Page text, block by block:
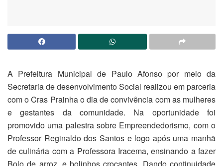
A Prefeitura Municipal de Paulo Afonso por meio da
Secretaria de desenvolvimento Social realizou em parceria
com o Cras Prainha o dia de convivência com as mulheres
e gestantes da comunidade. Na oportunidade foi
promovido uma palestra sobre Empreendedorismo, com o
Professor Reginaldo dos Santos e logo após uma manhã
de culinária com a Professora Iracema, ensinando a fazer